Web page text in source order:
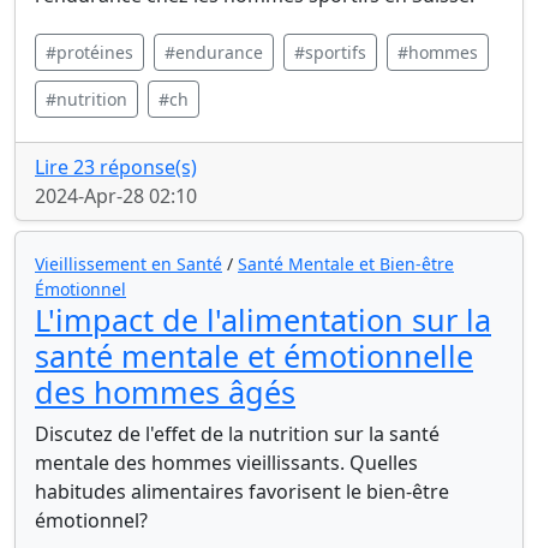
#protéines #endurance #sportifs #hommes
#nutrition #ch
Lire 23 réponse(s)
2024-Apr-28 02:10
Vieillissement en Santé / Santé Mentale et Bien-être
Émotionnel
L'impact de l'alimentation sur la
santé mentale et émotionnelle
des hommes âgés
Discutez de l'effet de la nutrition sur la santé
mentale des hommes vieillissants. Quelles
habitudes alimentaires favorisent le bien-être
émotionnel?